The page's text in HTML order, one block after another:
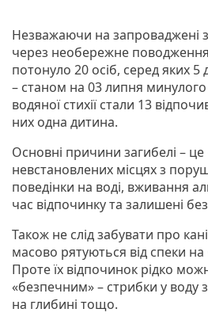
Незважаючи на запроваджені
через необережне поводження
потонуло 20 осіб, серед яких 5
– станом на 03 липня
водяної стихії стали 13
них одна дитина.
Основні причини загибелі – це
невстановлених місцях з
поведінки на воді, вживання
час відпочинку та залишені
Також не слід забувати про
масово рятуються від спеки
Проте їх відпочинок рідко
«безпечним» – стрибки у воду
на глибині тощо.